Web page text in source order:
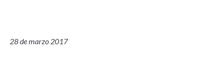
28 de marzo 2017